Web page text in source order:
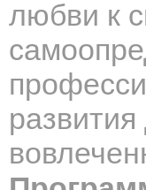
любви к